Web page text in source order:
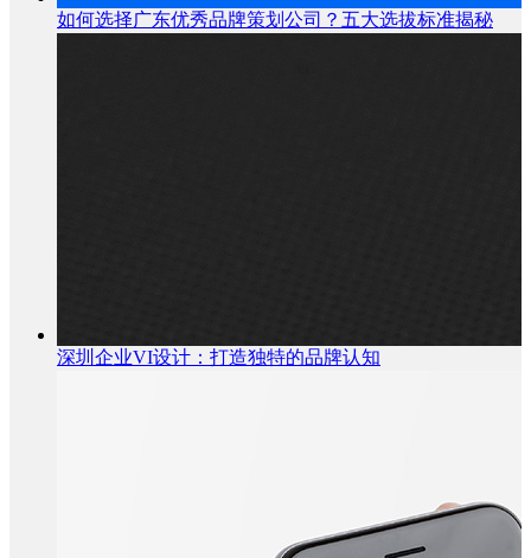
如何选择广东优秀品牌策划公司？五大选拔标准揭秘
深圳企业VI设计：打造独特的品牌认知